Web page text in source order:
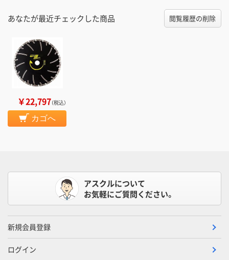
あなたが最近チェックした商品 閲覧履歴の削除
￥22,797（税込）
カゴへ
アスクルについて
お気軽にご質問ください。
新規会員登録
ログイン